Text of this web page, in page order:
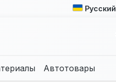
Русский
Автотовары